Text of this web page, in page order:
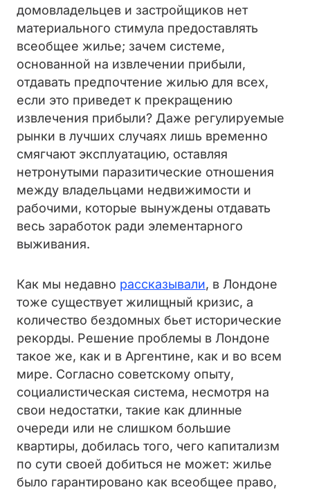
домовладельцев и застройщиков нет
материального стимула предоставлять
всеобщее жилье; зачем системе,
основанной на извлечении прибыли,
отдавать предпочтение жилью для всех,
если это приведет к прекращению
извлечения прибыли? Даже регулируемые
рынки в лучших случаях лишь временно
смягчают эксплуатацию, оставляя
нетронутыми паразитические отношения
между владельцами недвижимости и
рабочими, которые вынуждены отдавать
весь заработок ради элементарного
выживания.
Как мы недавно рассказывали, в Лондоне
тоже существует жилищный кризис, а
количество бездомных бьет исторические
рекорды. Решение проблемы в Лондоне
такое же, как и в Аргентине, как и во всем
мире. Согласно советскому опыту,
социалистическая система, несмотря на
свои недостатки, такие как длинные
очереди или не слишком большие
квартиры, добилась того, чего капитализм
по сути своей добиться не может: жилье
было гарантировано как всеобщее право,